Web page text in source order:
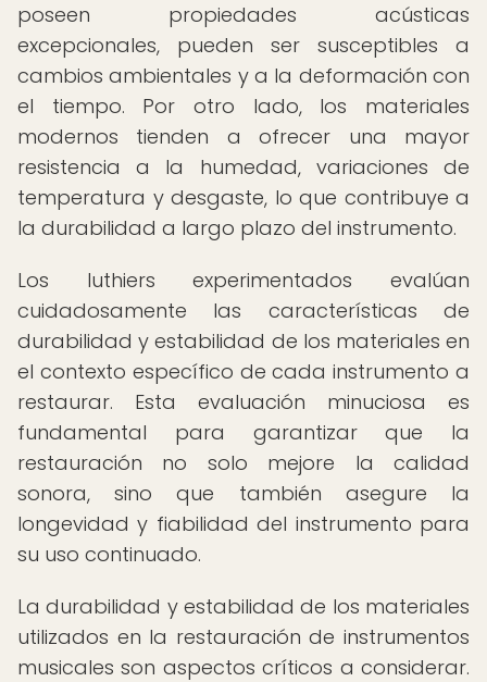
poseen propiedades acústicas
excepcionales, pueden ser susceptibles a
cambios ambientales y a la deformación con
el tiempo. Por otro lado, los materiales
modernos tienden a ofrecer una mayor
resistencia a la humedad, variaciones de
temperatura y desgaste, lo que contribuye a
la durabilidad a largo plazo del instrumento.
Los luthiers experimentados evalúan
cuidadosamente las características de
durabilidad y estabilidad de los materiales en
el contexto específico de cada instrumento a
restaurar. Esta evaluación minuciosa es
fundamental para garantizar que la
restauración no solo mejore la calidad
sonora, sino que también asegure la
longevidad y fiabilidad del instrumento para
su uso continuado.
La durabilidad y estabilidad de los materiales
utilizados en la restauración de instrumentos
musicales son aspectos críticos a considerar.